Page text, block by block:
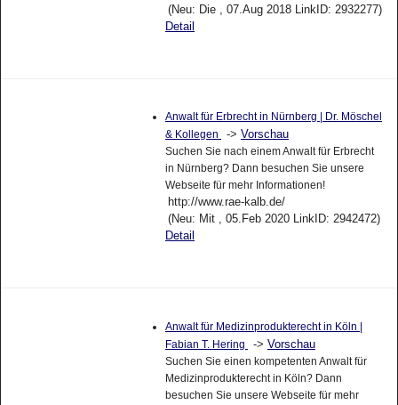
(Neu: Die , 07.Aug 2018 LinkID: 2932277)
Detail
Anwalt für Erbrecht in Nürnberg | Dr. Möschel
& Kollegen
-> Vorschau
Suchen Sie nach einem Anwalt für Erbrecht
in Nürnberg? Dann besuchen Sie unsere
Webseite für mehr Informationen!
http://www.rae-kalb.de/
(Neu: Mit , 05.Feb 2020 LinkID: 2942472)
Detail
Anwalt für Medizinprodukterecht in Köln |
Fabian T. Hering
-> Vorschau
Suchen Sie einen kompetenten Anwalt für
Medizinprodukterecht in Köln? Dann
besuchen Sie unsere Webseite für mehr